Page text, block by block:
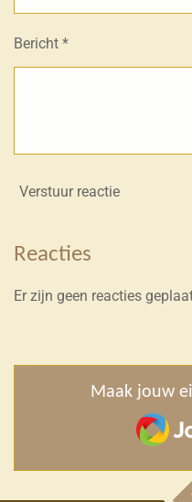
Bericht *
Verstuur reactie
Reacties
Er zijn geen reacties
Maak jouw